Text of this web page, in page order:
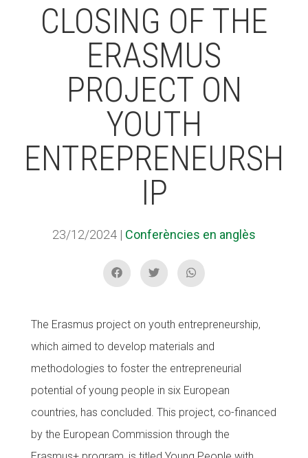
CLOSING OF THE
ERASMUS
PROJECT ON
YOUTH
ENTREPRENEURSH
IP
23/12/2024 | Conferències en anglès
The Erasmus project on youth entrepreneurship,
which aimed to develop materials and
methodologies to foster the entrepreneurial
potential of young people in six European
countries, has concluded. This project, co-financed
by the European Commission through the
ACCIÓ SOCIAL I JOVES
ESPLAIS
SUPORT TERCER SECTOR
CONEIX FUNDESPLAI
La Fundació
L'equip
Missió i valors
Els comptes clars